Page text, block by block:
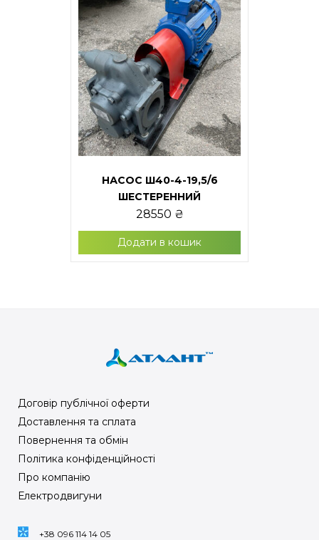
НАСОС Ш40-4-19,5/6
ШЕСТЕРЕННИЙ
28550 ₴
Додати в кошик
Договір публічної оферти
Доставлення та сплата
Повернення та обмін
Політика конфіденційності
Про компанію
Електродвигуни
+38 096 114 14 05